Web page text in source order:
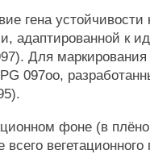
гена
адаптированной к
Для
097оо,
фоне (в
вегетационного